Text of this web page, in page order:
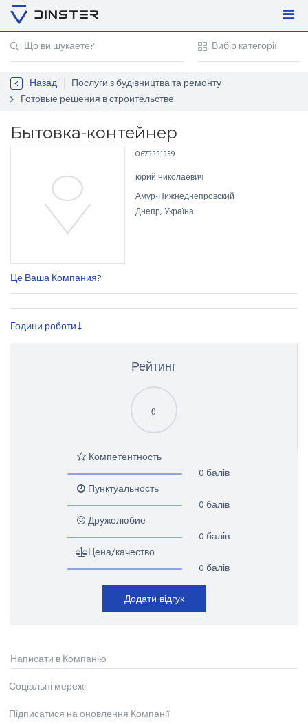
Регістрація
Контакти
Назад
Послуги з будівництва та ремонту
Готовые решения в строительстве
Бытовка-контейнер
Це Ваша Компания?
0673331359
юрий николаевич
Амур-Нижнеднепровский
Днепр, Україна
Години роботи
Рейтинг
0
Компетентность
0 балів
Пунктуальность
0 балів
Дружелюбие
0 балів
Цена/качество
0 балів
Додати відгук
Написати в Компанію
Соціальні мережі
Підписатися на оновлення Компанії